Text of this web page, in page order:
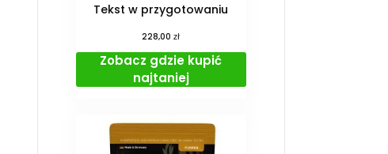
Tekst w przygotowaniu
228,00zł
Zobacz gdzie kupić
najtaniej